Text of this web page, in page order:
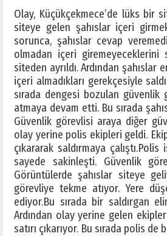
Olay, Küçükçekmece’de lüks bir
siteye gelen şahıslar içeri
sorunca, şahıslar cevap
olmadan içeri giremeyeceklerini
siteden ayrıldı. Ardından
içeri almadıkları gerekçesiyle
sırada dengesi bozulan
atmaya devam etti. Bu sırada
Güvenlik görevlisi araya diğer
olay yerine polis ekipleri geldi.
çıkararak saldırmaya
sayede sakinleşti. Güvenlik
Görüntülerde şahıslar siteye
görevliye tekme atıyor. Yere
ediyor.Bu sırada bir saldırgan
Ardından olay yerine gelen
satırı çıkarıyor. Bu sırada polis de